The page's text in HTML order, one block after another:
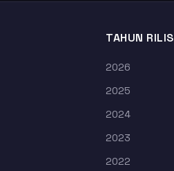
TAHUN RILIS
2026
2025
2024
2023
2022